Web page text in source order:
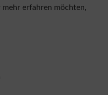
mehr erfahren möchten,